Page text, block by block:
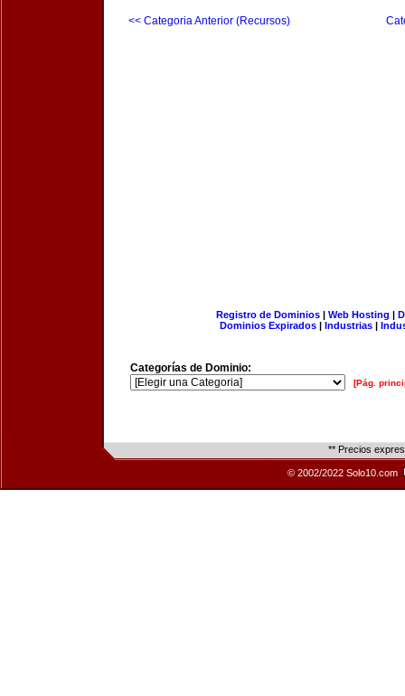
<< Categoria Anterior (Recursos)
Registro de Dominios| Web Hosting |
Dominios Expirados | Industrias |
Categorías de Dominio:
[Pág.
** Precios
© 2002/2022 Solo10.com